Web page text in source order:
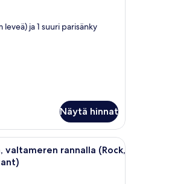
leveä) ja 1 suuri parisänky
Näytä hinnat
Moderni hotellihuoneisto, jossa on oma
rannalla (Rock,